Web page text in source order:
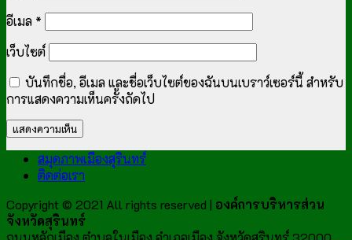
อีเมล *
เว็บไซต์
บันทึกชื่อ, อีเมล และชื่อเว็บไซต์ของฉันบนเบราว์เซอร์นี้ สำหรับ
การแสดงความเห็นครั้งถัดไป
สมุดภาพเมืองสุรินทร์
ติดต่อเรา
Copyright © 2021 All rights reserved | องค์การบริหารส่วน
จังหวัดสุรินทร์